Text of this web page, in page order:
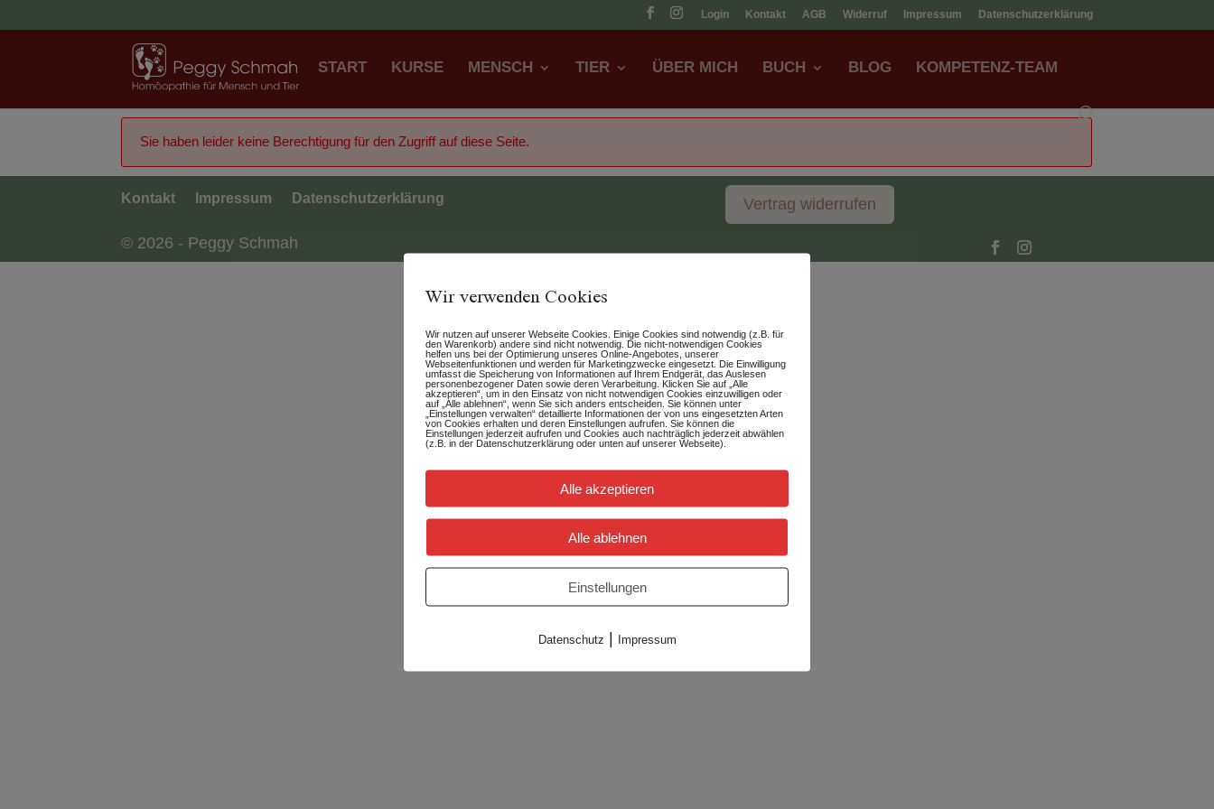
Login Kontakt AGB Widerruf Impressum Datenschutzerklärung
START KURSE MENSCH TIER ÜBER MICH BUCH BLOG KOMPETENZ-TEAM
Sie haben leider keine Berechtigung für den Zugriff auf diese Seite.
Kontakt Impressum Datenschutzerklärung Vertrag widerrufen
© 2026 - Peggy Schmah
Wir verwenden Cookies
Wir nutzen auf unserer Webseite Cookies. Einige Cookies sind notwendig (z.B. für
den Warenkorb) andere sind nicht notwendig. Die nicht-notwendigen Cookies
helfen uns bei der Optimierung unseres Online-Angebotes, unserer
Webseitenfunktionen und werden für Marketingzwecke eingesetzt. Die Einwilligung
umfasst die Speicherung von Informationen auf Ihrem Endgerät, das Auslesen
personenbezogener Daten sowie deren Verarbeitung. Klicken Sie auf „Alle
akzeptieren“, um in den Einsatz von nicht notwendigen Cookies einzuwilligen oder
auf „Alle ablehnen“, wenn Sie sich anders entscheiden. Sie können unter
„Einstellungen verwalten“ detaillierte Informationen der von uns eingesetzten Arten
von Cookies erhalten und deren Einstellungen aufrufen. Sie können die
Einstellungen jederzeit aufrufen und Cookies auch nachträglich jederzeit abwählen
(z.B. in der Datenschutzerklärung oder unten auf unserer Webseite).
Alle akzeptieren
Alle ablehnen
Einstellungen
Datenschutz | Impressum